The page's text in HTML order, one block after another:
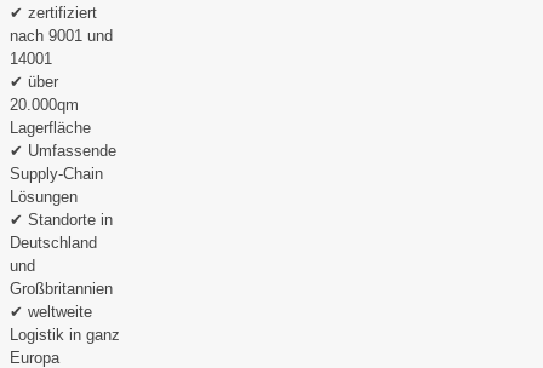
✔ zertifiziert
nach 9001 und
14001
✔ über
20.000qm
Lagerfläche
✔ Umfassende
Supply-Chain
Lösungen
✔ Standorte in
Deutschland
und
Großbritannien
✔ weltweite
Logistik in ganz
Europa